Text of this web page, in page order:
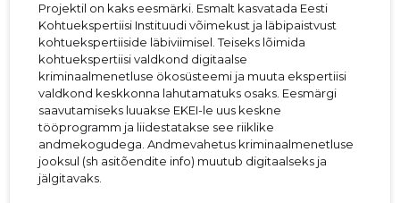
Projektil on kaks eesmärki. Esmalt kasvatada Eesti
Kohtuekspertiisi Instituudi võimekust ja läbipaistvust
kohtuekspertiiside läbiviimisel. Teiseks lõimida
kohtuekspertiisi valdkond digitaalse
kriminaalmenetluse ökosüsteemi ja muuta ekspertiisi
valdkond keskkonna lahutamatuks osaks. Eesmärgi
saavutamiseks luuakse EKEI-le uus keskne
tööprogramm ja liidestatakse see riiklike
andmekogudega. Andmevahetus kriminaalmenetluse
jooksul (sh asitõendite info) muutub digitaalseks ja
jälgitavaks.